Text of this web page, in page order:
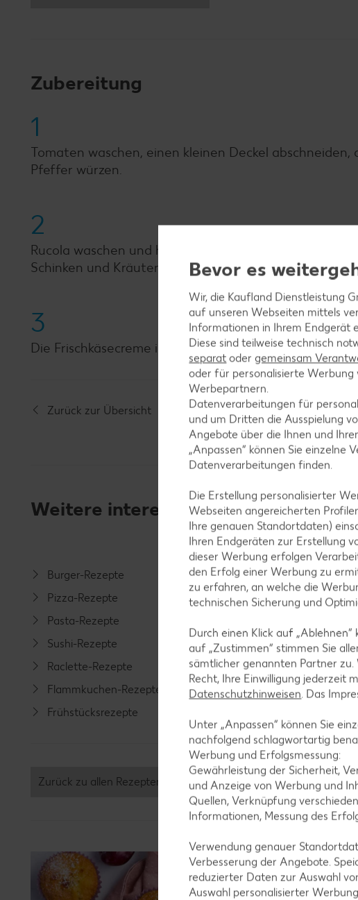
Zubereitung
1
Tomaten waschen, einen kleinen Deckel
Pfeffer würzen.
2
Rucola waschen und hacken. Schinken klein
Schinken und Kräuter verrühren.
3
Die Frischkäsecreme in die Tomaten füllen, mit
Zurück zur Übersicht
Weitere interessante
Burger-Rezepte
Pizza-Rezepte
Pasta-Rezepte
Sushi-Rezepte
Raclette-Rezepte
Flammkuchen-Rezepte
Frühstücksrezepte
Salat-Rezepte
Spargel-Rezepte
Fisch-Rezepte
Geflügel-Rezepte
Lamm-Rezepte
Zurück zu allen Rezepten
Bevor es
Wir, die Kaufland Dienstleistung
auf unseren Webseiten mittels
Informationen in Ihrem Endgerät
Diese sind teilweise technisch
separat oder gemeinsam
oder für personalisierte
Werbepartnern.
Datenverarbeitungen für
und um Dritten die Ausspielung
Angebote über die Ihnen und
„Anpassen“ können Sie einzelne
Datenverarbeitungen finden.
Die Erstellung personalisierter
Webseiten angereicherten
Ihre genauen Standortdaten)
Ihren Endgeräten zur Erstellung
dieser Werbung erfolgen
den Erfolg einer Werbung zu
zu erfahren, an welche die
technischen Sicherung und
Durch einen Klick auf
auf „Zustimmen“ stimmen Sie
sämtlicher genannten Partner
Recht, Ihre Einwilligung jederzeit
Datenschutzhinweisen. Das
Unter „Anpassen“ können Sie
nachfolgend schlagwortartig
Werbung und Erfolgsmessung:
Gewährleistung der Sicherheit,
und Anzeige von Werbung und
Quellen, Verknüpfung
Informationen, Messung des
Verwendung genauer
Verbesserung der Angebote.
reduzierter Daten zur Auswahl
Auswahl personalisierter